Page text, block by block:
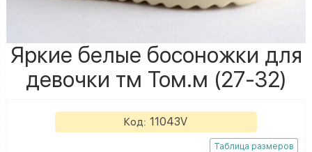
Яркие белые босоножки для
девочки тм Том.м (27-32)
Код: 11043V
Таблица размеров